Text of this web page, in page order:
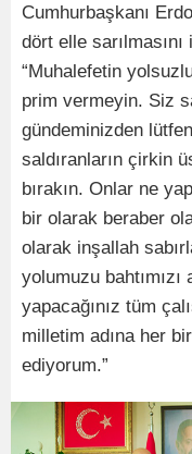
Cumhurbaşkanı
dört elle
“Muhalefetin
prim vermeyin. Siz
gündeminizden
saldıranların çirkin
bırakın. Onlar ne
bir olarak beraber
olarak inşallah
yolumuzu bahtımızı
yapacağınız tüm
milletim adına her
ediyorum.”